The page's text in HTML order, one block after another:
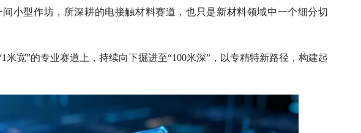
小型作坊，所深耕的电接触材料赛道，也只是新材料领域中一个细分切
米宽”的专业赛道上，持续向下掘进至“100米深”，以专精特新路径，构建起